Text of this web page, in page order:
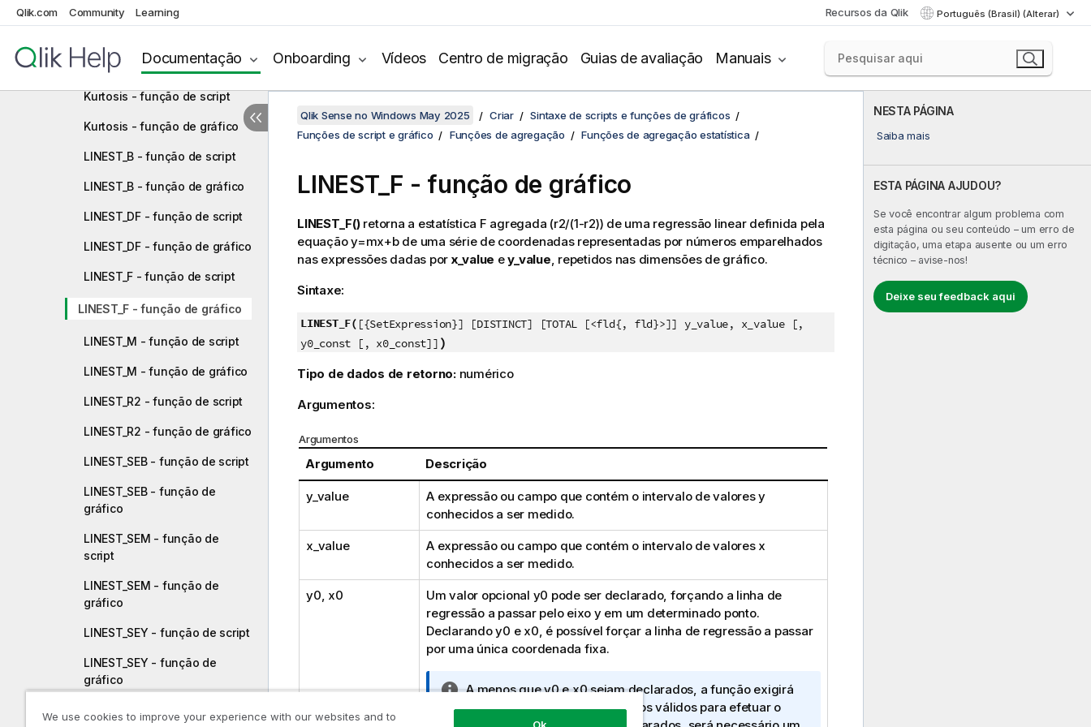
Qlik.com Community Learning Recursos da Qlik Português (Brasil) (Alterar)
Documentação Onboarding Vídeos Centro de migração Guias de avaliação Manuais
FractileExc - função de script
FractileExc - função de
gráfico
Kurtosis - função de script
Kurtosis - função de gráfico
LINEST_B - função de script
LINEST_B - função de gráfico
LINEST_DF - função de script
LINEST_DF - função de gráfico
LINEST_F - função de script
LINEST_F - função de gráfico
LINEST_M - função de script
LINEST_M - função de gráfico
LINEST_R2 - função de script
LINEST_R2 - função de gráfico
LINEST_SEB - função de script
LINEST_SEB - função de
gráfico
LINEST_SEM - função de
script
LINEST_SEM - função de
gráfico
LINEST_SEY - função de script
LINEST_SEY - função de
gráfico
NESTA PÁGINA
Saiba mais
ESTA PÁGINA AJUDOU?
Se você encontrar algum problema com
esta página ou seu conteúdo – um erro de
digitação, uma etapa ausente ou um erro
técnico – avise-nos!
Deixe seu feedback aqui
Qlik Sense no Windows May 2025 Criar
Sintaxe de scripts e funções de gráficos
Funções de script e gráfico
Funções de agregação Funções de agregação estatística
LINEST_F - função de gráfico
LINEST_F()retorna a estatística F agregada (r2/(1-r2)) de uma regressão linear definida pela
equaçãoy=mx+bde uma série de coordenadas representadas por números emparelhados
nas expressões dadas por x_value ey_value, repetidos nas dimensões de gráfico.
Sintaxe:
LINEST_F( [{SetExpression}] [DISTINCT] [TOTAL [<fld{, fld}>]] y_value, x_value [,
y0_const [, x0_const]] )
Tipo de dados de retorno: numérico
Argumentos:
Argumentos
Argumento Descrição
y_value A expressão ou campo que contém o intervalo de valoresy
conhecidos a ser medido.
x_value A expressão ou campo que contém o intervalo de valores x
conhecidos a ser medido.
y0, x0 Um valor opcional y0 pode ser declarado, forçando a linha de
regressão a passar pelo eixo y em um determinado ponto.
Declarandoy0 e x0, é possível forçar a linha de regressão a passar
por uma única coordenada fixa.
N
o
A menos quey0ex0sejam declarados, a função exigirá
pelo menos dois pares de dados válidos para efetuar o
We use cookies to improve your experience with our websites and to